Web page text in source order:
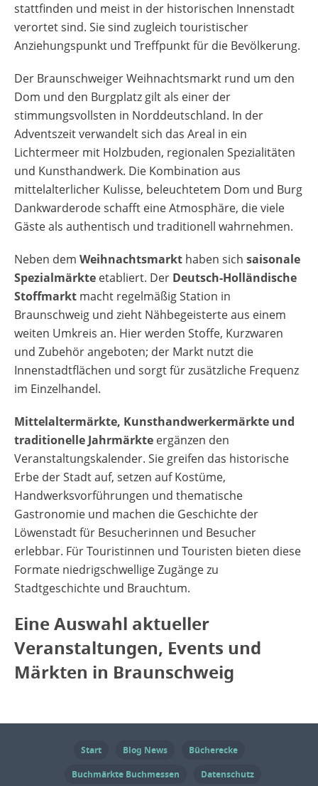
stattfinden und meist in der historischen Innenstadt
verortet sind. Sie sind zugleich touristischer
Anziehungspunkt und Treffpunkt für die Bevölkerung.
Der Braunschweiger Weihnachtsmarkt rund um den
Dom und den Burgplatz gilt als einer der
stimmungsvollsten in Norddeutschland. In der
Adventszeit verwandelt sich das Areal in ein
Lichtermeer mit Holzbuden, regionalen Spezialitäten
und Kunsthandwerk. Die Kombination aus
mittelalterlicher Kulisse, beleuchtetem Dom und Burg
Dankwarderode schafft eine Atmosphäre, die viele
Gäste als authentisch und traditionell wahrnehmen.
Neben dem Weihnachtsmarkt haben sich saisonale
Spezialmärkte etabliert. Der Deutsch-Holländische
Stoffmarkt macht regelmäßig Station in
Braunschweig und zieht Nähbegeisterte aus einem
weiten Umkreis an. Hier werden Stoffe, Kurzwaren
und Zubehör angeboten; der Markt nutzt die
Innenstadtflächen und sorgt für zusätzliche Frequenz
im Einzelhandel.
Mittelaltermärkte, Kunsthandwerkermärkte und
traditionelle Jahrmärkte ergänzen den
Veranstaltungskalender. Sie greifen das historische
Erbe der Stadt auf, setzen auf Kostüme,
Handwerksvorführungen und thematische
Gastronomie und machen die Geschichte der
Löwenstadt für Besucherinnen und Besucher
erlebbar. Für Touristinnen und Touristen bieten diese
Formate niedrigschwellige Zugänge zu
Stadtgeschichte und Brauchtum.
Eine Auswahl aktueller
Veranstaltungen, Events und
Märkten in Braunschweig
Start Blog News
Bücherecke
Buchmärkte Buchmessen
Datenschutz